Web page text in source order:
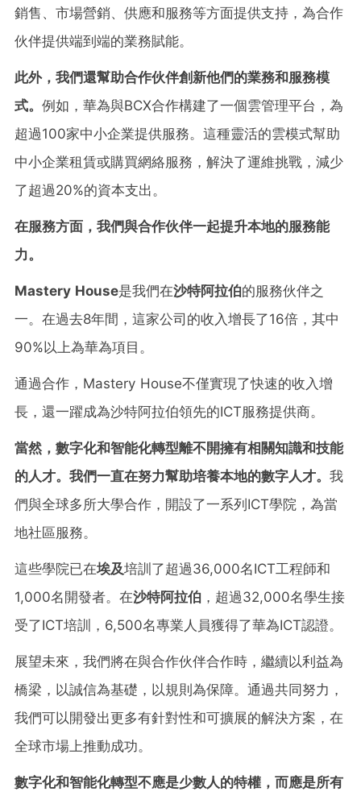
銷售、市場營銷、供應和服務等方面提供支持，為合作
伙伴提供端到端的業務賦能。
此外，我們還幫助合作伙伴創新他們的業務和服務模
式。 例如，華為與BCX合作構建了一個雲管理平台，為
超過100家中小企業提供服務。這種靈活的雲模式幫助
中小企業租賃或購買網絡服務，解決了運維挑戰，減少
了超過20%的資本支出。
在服務方面，我們與合作伙伴一起提升本地的服務能
力。
Mastery House是我們在沙特阿拉伯的服務伙伴之
一。在過去8年間，這家公司的收入增長了16倍，其中
90%以上為華為項目。
通過合作，Mastery House不僅實現了快速的收入增
長，還一躍成為沙特阿拉伯領先的ICT服務提供商。
當然，數字化和智能化轉型離不開擁有相關知識和技能
的人才。我們一直在努力幫助培養本地的數字人才。 我
們與全球多所大學合作，開設了一系列ICT學院，為當
地社區服務。
這些學院已在埃及培訓了超過36,000名ICT工程師和
1,000名開發者。在沙特阿拉伯 ，超過32,000名學生接
受了ICT培訓，6,500名專業人員獲得了華為ICT認證。
展望未來，我們將在與合作伙伴合作時，繼續以利益為
橋梁，以誠信為基礎，以規則為保障。通過共同努力，
我們可以開發出更多有針對性和可擴展的解決方案，在
全球市場上推動成功。
數字化和智能化轉型不應是少數人的特權，而應是所有